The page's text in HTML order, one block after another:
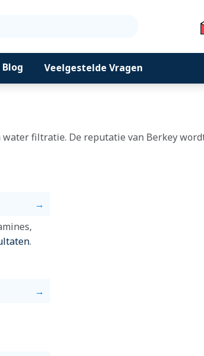
Blog Veelgestelde Vragen
filtratie. De reputatie van Berkey
.